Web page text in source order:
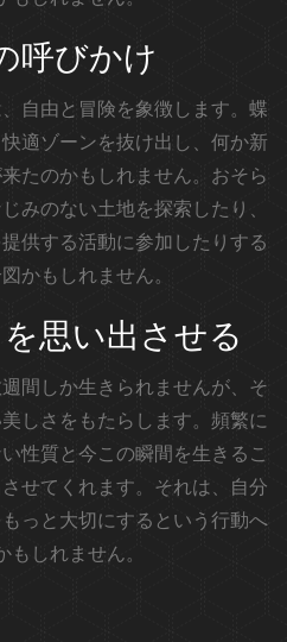
呼びかけ
自由と冒険を象徴します。蝶
適ゾーンを抜け出し、何か新
たのかもしれません。おそら
みのない土地を探索したり、
供する活動に参加したりする
かもしれません。
思い出させる
間しか生きられませんが、そ
しさをもたらします。頻繁に
性質と今この瞬間を生きるこ
せてくれます。それは、自分
っと大切にするという行動へ
もしれません。